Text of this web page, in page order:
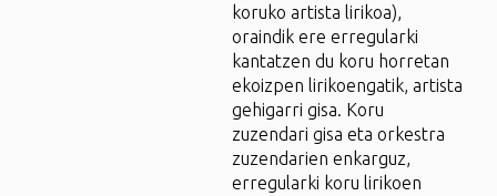
koruko artista lirikoa),
oraindik ere erregularki
kantatzen du koru horretan
ekoizpen lirikoengatik, artista
gehigarri gisa. Koru
zuzendari gisa eta orkestra
zuzendarien enkarguz,
erregularki koru lirikoen